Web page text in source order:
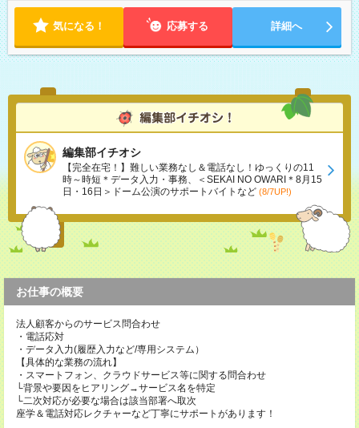
気になる！ 応募する 詳細へ
編集部イチオシ
【完全在宅！】難しい業務なし＆電話なし！ゆっくりの11
時～時短＊データ入力・事務、＜SEKAI NO OWARI＊8月15
日・16日＞ドーム公演のサポートバイトなど (8/7UP!)
お仕事の概要
法人顧客からのサービス問合わせ
・電話応対
・データ入力(履歴入力など/専用システム）
【具体的な業務の流れ】
・スマートフォン、クラウドサービス等に関する問合わせ
└背景や要因をヒアリング→サービス名を特定
└二次対応が必要な場合は該当部署へ取次
座学＆電話対応レクチャーなど丁寧にサポートがあります！